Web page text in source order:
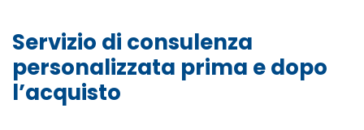
Servizio di consulenza
personalizzata prima e dopo
l’acquisto